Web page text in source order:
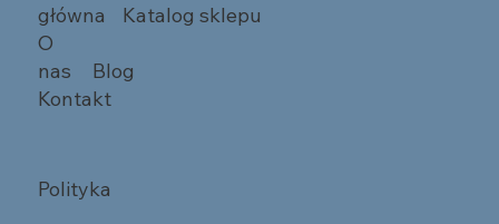
główna
Katalog sklepu
O
nas
Blog
Kontakt
Polityka